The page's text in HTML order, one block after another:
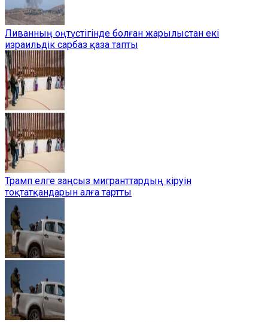
Ливанның оңтүстігінде болған жарылыстан екі
израильдік сарбаз қаза тапты
Трамп елге заңсыз мигранттардың кіруін
тоқтатқандарын алға тартты